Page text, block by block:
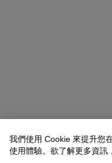
我們使用 Cookie 來提升您
使用體驗。欲了解更多資訊